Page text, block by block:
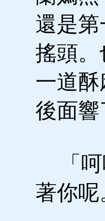
還是
搖頭
一道
後面響
「呵
著你